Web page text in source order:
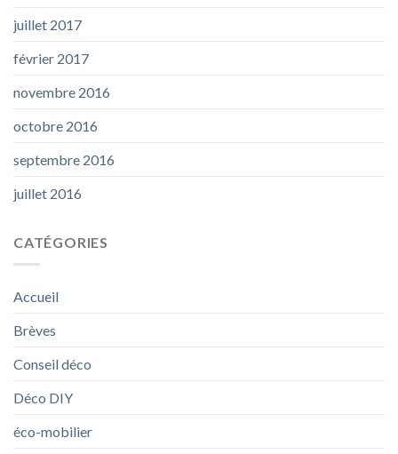
juillet 2017
février 2017
novembre 2016
octobre 2016
septembre 2016
juillet 2016
CATÉGORIES
Accueil
Brèves
Conseil déco
Déco DIY
éco-mobilier